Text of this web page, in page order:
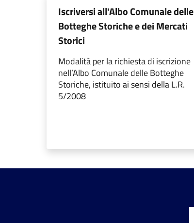
Iscriversi all'Albo Comunale delle
Botteghe Storiche e dei Mercati
Storici
Modalità per la richiesta di iscrizione
nell’Albo Comunale delle Botteghe
Storiche, istituito ai sensi della L.R.
5/2008